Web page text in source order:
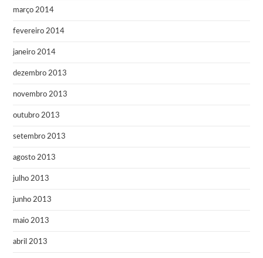
março 2014
fevereiro 2014
janeiro 2014
dezembro 2013
novembro 2013
outubro 2013
setembro 2013
agosto 2013
julho 2013
junho 2013
maio 2013
abril 2013